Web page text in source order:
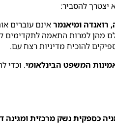
יצטרך להסביר:
רואנדה ומיאנמראינם עוברים
מהן למרות התאמה לתקדימים
להוכיח מדיניות רצח עם.
המשפט הבינלאומי. וכדי
כספקית נשק מרכזית ומגינה